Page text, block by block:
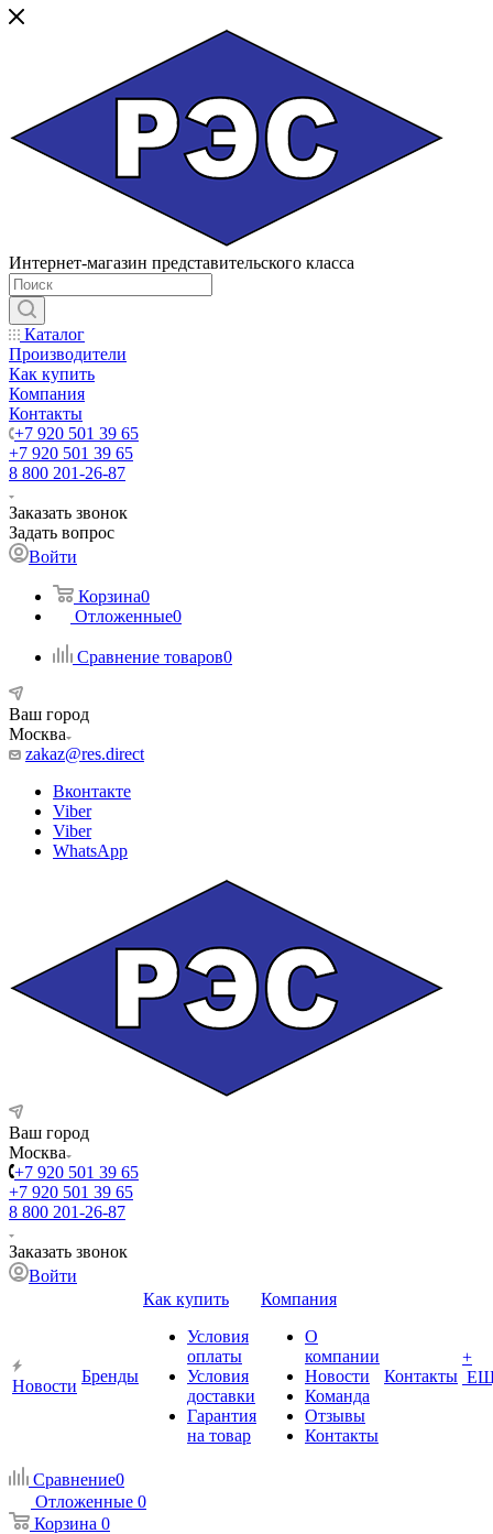
Интернет-магазин представительского класса
Каталог
Производители
Как купить
Компания
Контакты
+7 920 501 39 65
+7 920 501 39 65
8 800 201-26-87
Заказать звонок
Задать вопрос
Войти
Корзина0
Отложенные0
Сравнение товаров0
Ваш город
Москва
zakaz@res.direct
Вконтакте
Viber
Viber
WhatsApp
Ваш город
Москва
+7 920 501 39 65
+7 920 501 39 65
8 800 201-26-87
Заказать звонок
Войти
Новости
Бренды
Как купить
Условия
оплаты
Условия
доставки
Гарантия
на товар
Компания
О
компании
Новости
Команда
Отзывы
Контакты
Контакты
+
Сравнение0
Отложенные 0
Корзина 0